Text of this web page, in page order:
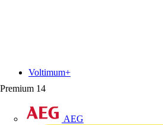
Premium 14
AEG
Voltimum+